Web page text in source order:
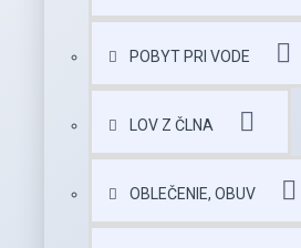
POBYT PRI VODE
LOV Z ČLNA
OBLEČENIE, OBUV